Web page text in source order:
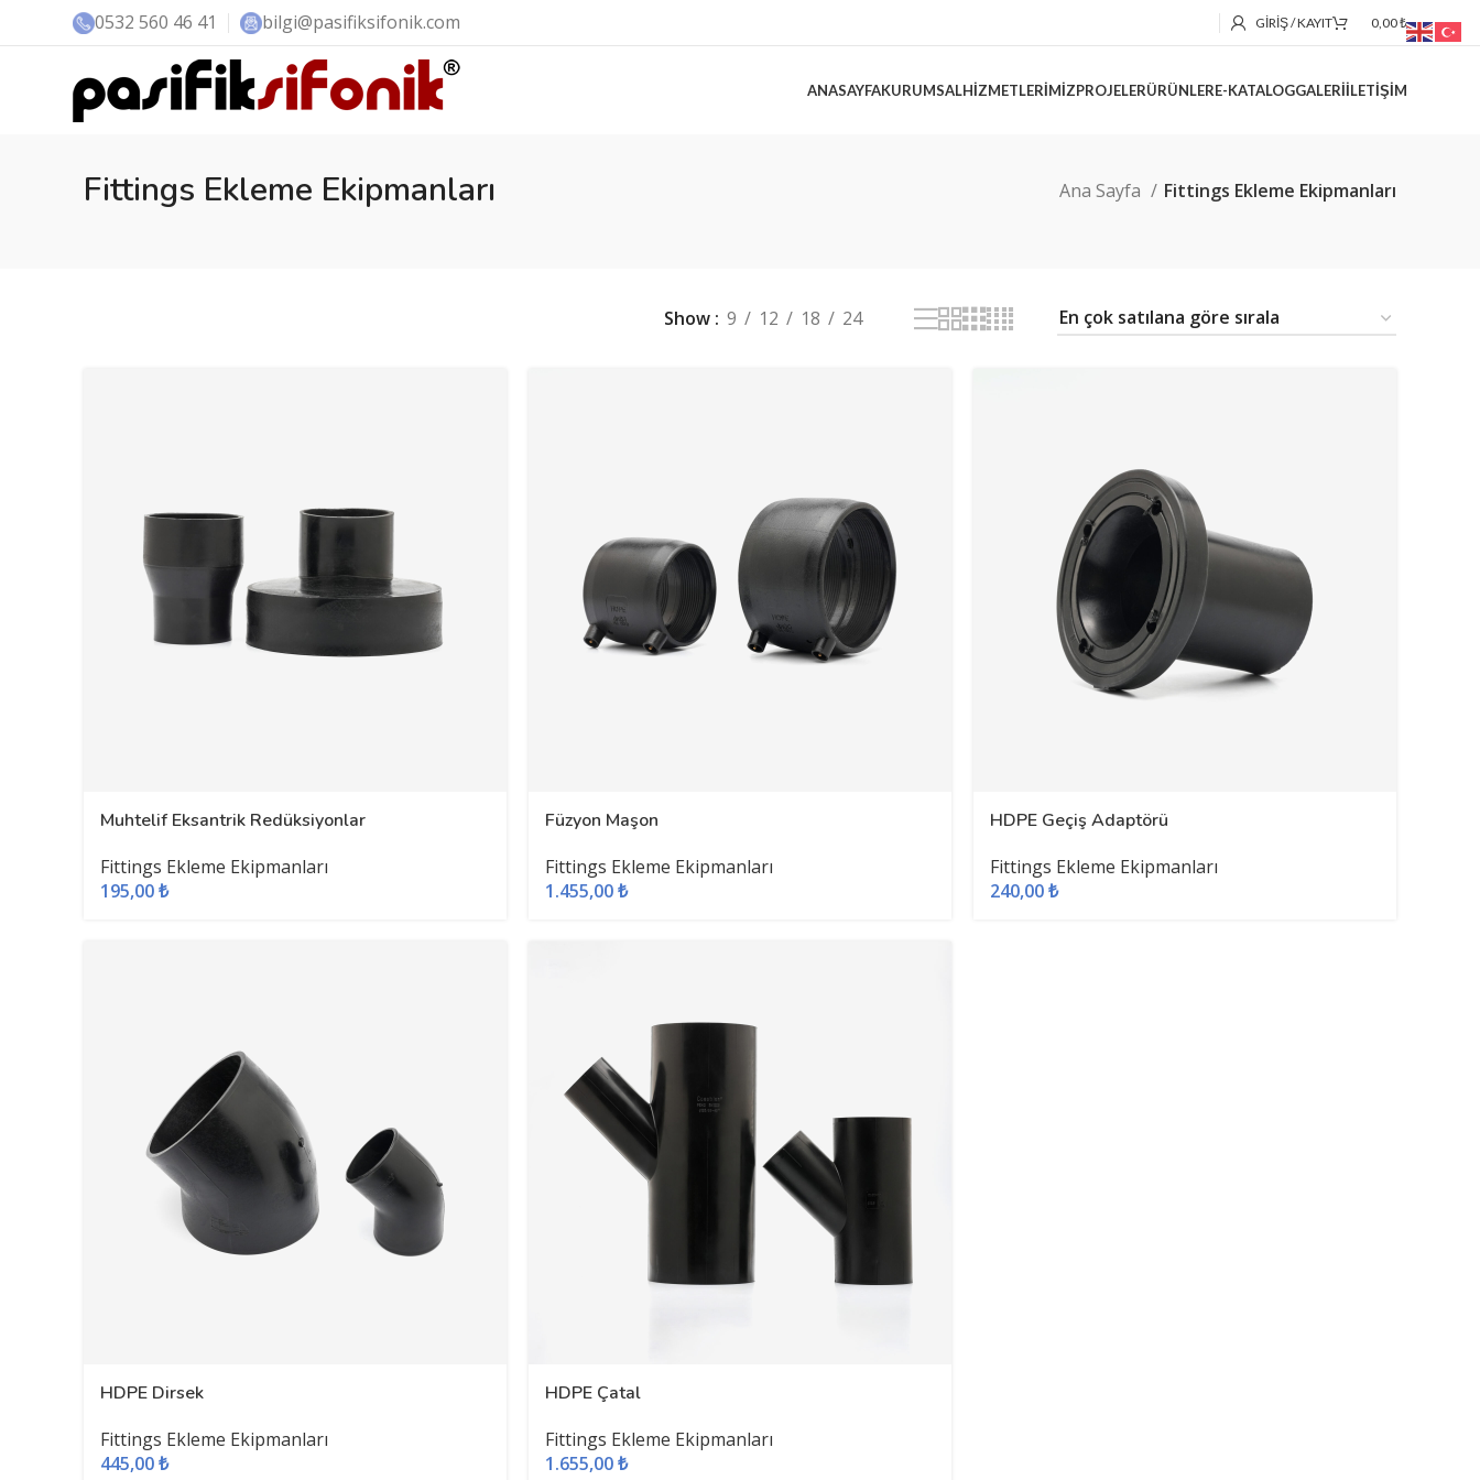
0532 560 46 41 bilgi@pasifiksifonik.com GIRIŞ / KAYIT 0,00₺
ANASAYFAKURUMSALHIZMETLERIMIZPROJELERÜRÜNLERE-KATALOGGALERIİLETIŞIM
Fittings Ekleme Ekipmanları Ana Sayfa Fittings Ekleme Ekipmanları
Show 9 12 18 24
Muhtelif Eksantrik Redüksiyonlar
Fittings Ekleme Ekipmanları
195,00₺
Füzyon Maşon
Fittings Ekleme Ekipmanları
1.455,00₺
HDPE Geçiş Adaptörü
Fittings Ekleme Ekipmanları
240,00₺
HDPE Dirsek
Fittings Ekleme Ekipmanları
445,00₺
HDPE Çatal
Fittings Ekleme Ekipmanları
1.655,00₺